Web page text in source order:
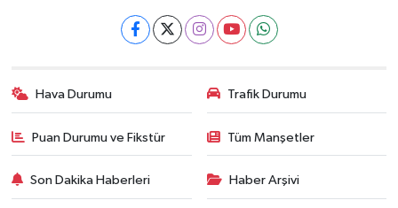
Hava Durumu Trafik Durumu
Puan Durumu ve Fikstür Tüm Manşetler
Son Dakika Haberleri Haber Arşivi